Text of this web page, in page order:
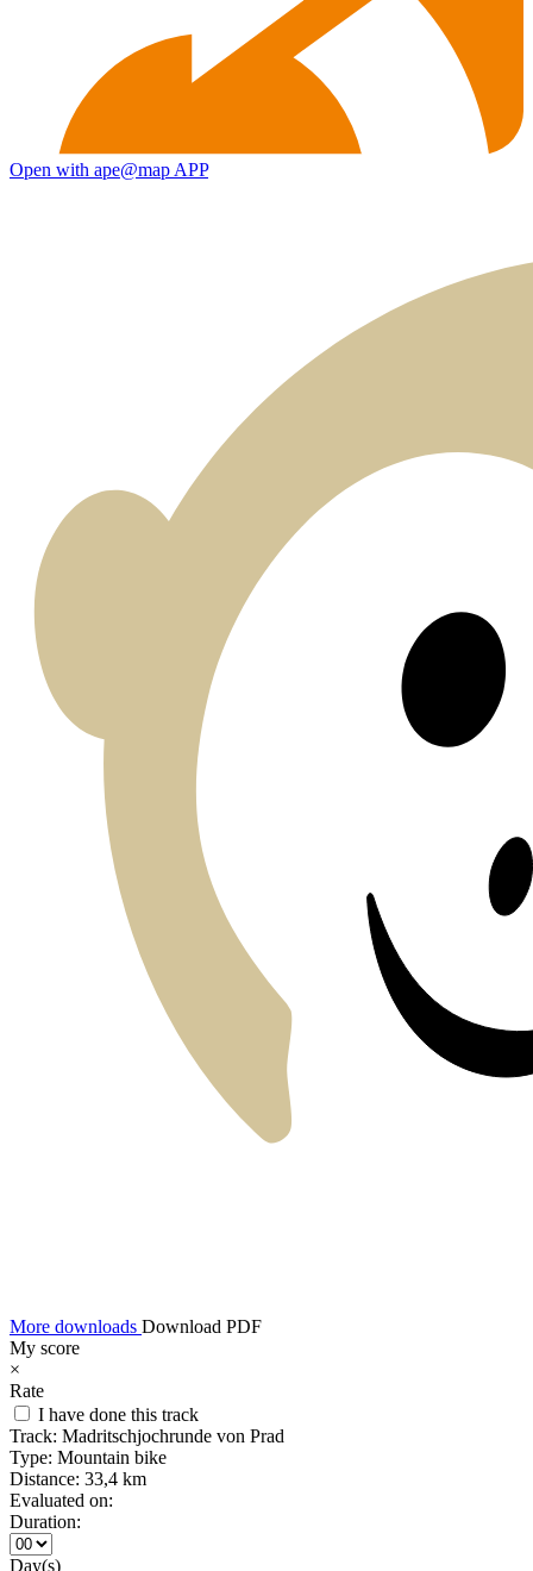
Open with ape@map APP
More downloads Download PDF
My score
×
Rate
I have done this track
Track: Madritschjochrunde von Prad
Type: Mountain bike
Distance: 33,4 km
Evaluated on:
Duration:
Day(s)